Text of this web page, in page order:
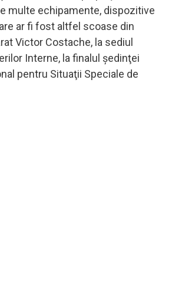
multe echipamente, dispozitive
ar fi fost altfel scoase din
Victor Costache, la sediul
Interne, la finalul şedinţei
pentru Situaţii Speciale de